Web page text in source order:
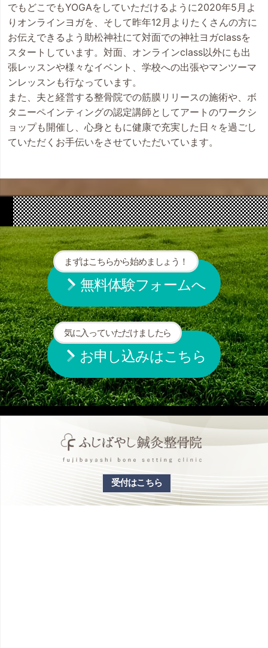
でもどこでもYOGAをしていただけるように2020年5月よ
りオンラインヨガを、そして昨年12月よりたくさんの方に
お伝えできるよう助松神社にて対面での神社ヨガclassを
スタートしています。対面、オンラインclass以外にも出
張レッスンや様々なイベント、学校への出張やマンツーマ
ンレッスンも行なっています。
また、夫と経営する整骨院での筋膜リリースの施術や、ボ
タニーペインティングの認定講師としてアートのワークシ
ョップも開催し、心身ともに健康で充実した日々を過ごし
ていただくお手伝いをさせていただいています。
まずはこちらから始めましょう！
無料体験フォームへ
気に入っていただけましたら
お申し込みはこちら
受付はこちら